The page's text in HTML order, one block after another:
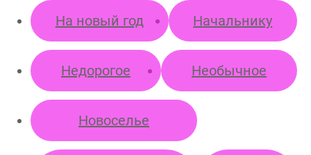
На новый год Начальнику
Недорогое Необычное
Новоселье